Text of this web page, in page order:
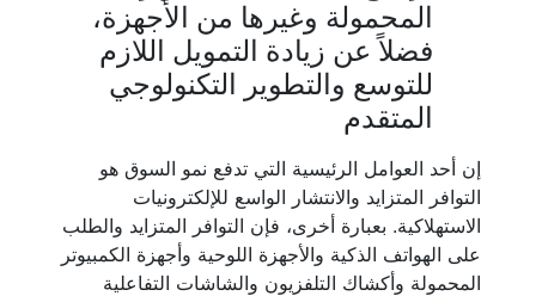
المحمولة وغيرها من الأجهزة،
فضلاً عن زيادة التمويل اللازم
للتوسع والتطوير التكنولوجي
المتقدم
إن أحد العوامل الرئيسية التي تدفع نمو السوق هو
التوافر المتزايد والانتشار الواسع للإلكترونيات
الاستهلاكية. بعبارة أخرى، فإن التوافر المتزايد والطلب
على الهواتف الذكية والأجهزة اللوحية وأجهزة الكمبيوتر
المحمولة وأكشاك التلفزيون والشاشات التفاعلية